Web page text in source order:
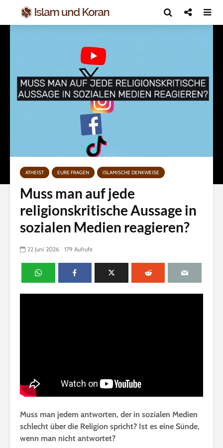
ATHEIST EURE FRAGEN ISLAMISCHE DENKWEISE
Muss man auf jede
religionskritische Aussage in
sozialen Medien reagieren?
22 Juni 2026 179 Aufrufe
Muss man jedem antworten, der in sozialen Medien
schlecht über die Religion spricht? Ist es eine Sünde,
wenn man nicht antwortet?